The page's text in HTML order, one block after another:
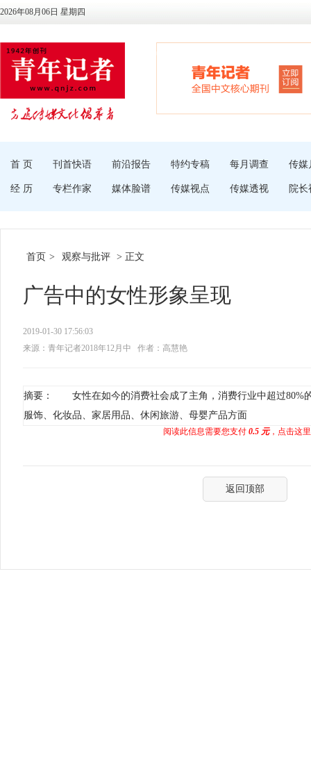
2026年08月06日 星期四
首 页 刊首快语 前沿报告 特约专稿 每月调查 传媒
经 历 专栏作家 媒体脸谱 传媒视点 传媒透视 院长
首页 > 观察与批评 > 正文
广告中的女性形象呈现
2019-01-30 17:56:03
来源：青年记者2018年12月中
作者：高慧艳
摘要： 女性在如今的消费社会成了主角，消费行业中超过80%
服饰、化妆品、家居用品、休闲旅游、母婴产品方面
阅读此信息需要您支付 0.5 元，点击这
返回顶部